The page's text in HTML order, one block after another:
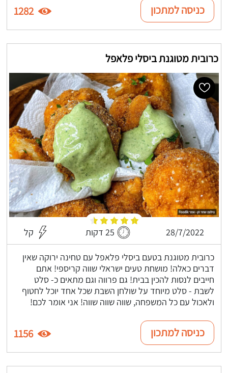
כניסה למתכון 1282
כרובית מטוגנת ביסלי פלאפל
28/7/2022 25 דקות קל
כרובית מטוגנת בטעם ביסלי פלאפל עם טחינה ירוקה שאין
דברים כאלה! מושחת טעים ישראלי שווה קריספי! אתם
חייבים לנסות להכין בבית! גם פרווה וגם מתאים כ- סלט
לשבת - סלט מיוחד על שולחן השבת שכל אחד יוכל לחטוף
ולאכול עם כל המשפחה, שווה שווה שווה! אני אומר לכם!
כניסה למתכון 1156